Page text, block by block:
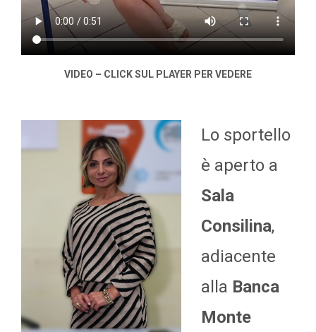
VIDEO – CLICK SUL PLAYER PER VEDERE
Lo sportello
è aperto a
Sala
Consilina,
adiacente
alla Banca
Monte